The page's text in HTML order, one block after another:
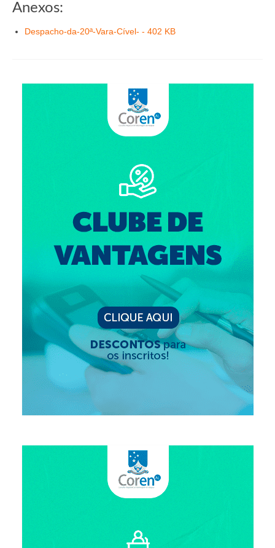
Anexos:
Despacho-da-20ª-Vara-Cível- - 402 KB